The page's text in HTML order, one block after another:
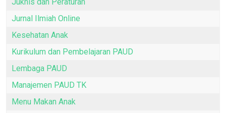
Jurnal Ilmiah Online
Kesehatan Anak
Kurikulum dan Pembelajaran PAUD
Lembaga PAUD
Manajemen PAUD TK
Menu Makan Anak